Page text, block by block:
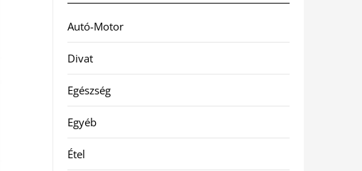
Autó-Motor
Divat
Egészség
Egyéb
Étel